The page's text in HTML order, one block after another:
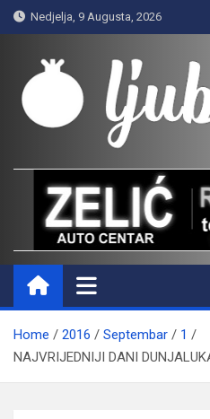
Skip
to
content
Nedjelja, 9 Augusta, 2026
Ljubušaci
Svom voljenom gradu
Home 2016 Septembar
1
NAJVRIJEDNIJI DANI